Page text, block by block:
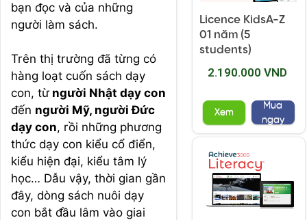
bạn đọc và của những
người làm sách.
Trên thị trường đã từng có
hàng loạt cuốn sách dạy
con, từ người Nhật dạy con
đến người Mỹ, người Đức
dạy con, rồi những phương
thức dạy con kiểu cổ điển,
kiểu hiện đại, kiểu tâm lý
học… Dẫu vậy, thời gian gần
đây, dòng sách nuôi dạy
con bắt đầu lâm vào giai
Licence KidsA-Z
01 năm (5
students)
2.190.000 VND
Xem
Mua
ngay